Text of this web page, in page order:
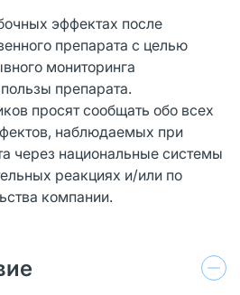
эффектах после
препарата с целью
мониторинга
препарата.
просят сообщать обо всех
наблюдаемых при
через национальные системы
реакциях и/или по
компании.